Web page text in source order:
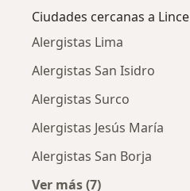
Ciudades cercanas a Lince
Alergistas Lima
Alergistas San Isidro
Alergistas Surco
Alergistas Jesús María
Alergistas San Borja
Ver más (7)